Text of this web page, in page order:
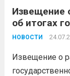
Извещение
об итогах
оценки
году
НОВОСТИ
Извещение о